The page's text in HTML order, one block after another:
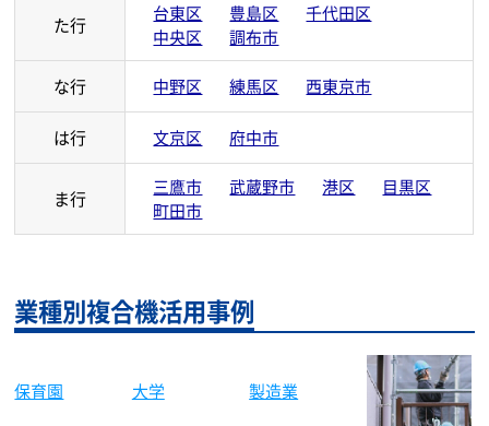
た行
台東区 豊島区
千代田区
中央区
調布市
な行 中野区 練馬区 西東京市
は行 文京区 府中市
ま行
三鷹市 武蔵野市 港区
目黒区
町田市
業種別複合機活用事例
保育園 製造業